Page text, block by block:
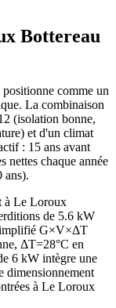
Bottereau
comme un
La combinaison
(isolation bonne,
et d'un climat
: 15 ans avant
nettes chaque année
ans).
à Le Loroux
de 5.6 kW
G×V×ΔT
ΔT=28°C en
6 kW intègre une
dimensionnement
à Le Loroux